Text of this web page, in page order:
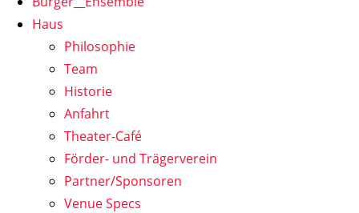
Haus
Philosophie
Team
Historie
Anfahrt
Theater-Café
Förder- und Trägerverein
Partner/Sponsoren
Venue Specs